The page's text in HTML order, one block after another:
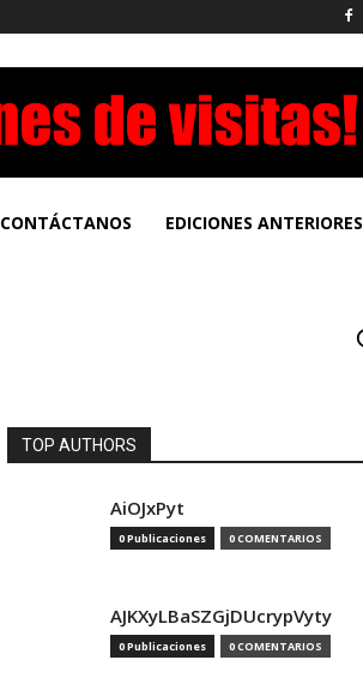
CONTÁCTANOS EDICIONES ANTERIORES
TOP AUTHORS
AiOJxPyt
0 Publicaciones 0 COMENTARIOS
AJKXyLBaSZGjDUcrypVyty
0 Publicaciones 0 COMENTARIOS